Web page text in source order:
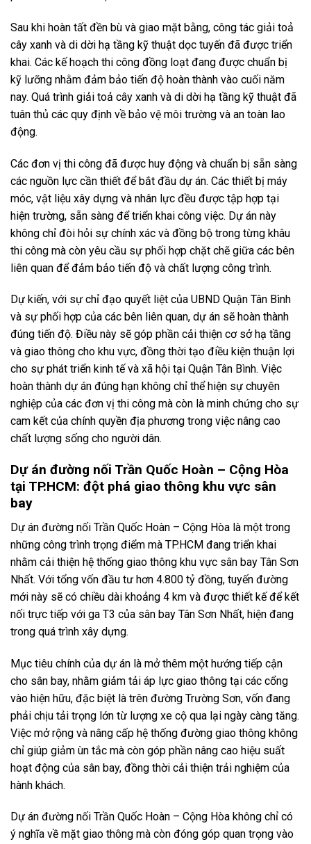
Sau khi hoàn tất đền bù và giao mặt bằng, công tác giải toả
cây xanh và di dời hạ tầng kỹ thuật dọc tuyến đã được triển
khai. Các kế hoạch thi công đồng loạt đang được chuẩn bị
kỹ lưỡng nhằm đảm bảo tiến độ hoàn thành vào cuối năm
nay. Quá trình giải toả cây xanh và di dời hạ tầng kỹ thuật đã
tuân thủ các quy định về bảo vệ môi trường và an toàn lao
động.
Các đơn vị thi công đã được huy động và chuẩn bị sẵn sàng
các nguồn lực cần thiết để bắt đầu dự án. Các thiết bị máy
móc, vật liệu xây dựng và nhân lực đều được tập hợp tại
hiện trường, sẵn sàng để triển khai công việc. Dự án này
không chỉ đòi hỏi sự chính xác và đồng bộ trong từng khâu
thi công mà còn yêu cầu sự phối hợp chặt chẽ giữa các bên
liên quan để đảm bảo tiến độ và chất lượng công trình.
Dự kiến, với sự chỉ đạo quyết liệt của UBND Quận Tân Bình
và sự phối hợp của các bên liên quan, dự án sẽ hoàn thành
đúng tiến độ. Điều này sẽ góp phần cải thiện cơ sở hạ tầng
và giao thông cho khu vực, đồng thời tạo điều kiện thuận lợi
cho sự phát triển kinh tế và xã hội tại Quận Tân Bình. Việc
hoàn thành dự án đúng hạn không chỉ thể hiện sự chuyên
nghiệp của các đơn vị thi công mà còn là minh chứng cho sự
cam kết của chính quyền địa phương trong việc nâng cao
chất lượng sống cho người dân.
Dự án đường nối Trần Quốc Hoàn – Cộng Hòa
tại TP.HCM: đột phá giao thông khu vực sân
bay
Dự án đường nối Trần Quốc Hoàn – Cộng Hòa là một trong
những công trình trọng điểm mà TP.HCM đang triển khai
nhằm cải thiện hệ thống giao thông khu vực sân bay Tân Sơn
Nhất. Với tổng vốn đầu tư hơn 4.800 tỷ đồng, tuyến đường
mới này sẽ có chiều dài khoảng 4 km và được thiết kế để kết
nối trực tiếp với ga T3 của sân bay Tân Sơn Nhất, hiện đang
trong quá trình xây dựng.
Mục tiêu chính của dự án là mở thêm một hướng tiếp cận
cho sân bay, nhằm giảm tải áp lực giao thông tại các cổng
vào hiện hữu, đặc biệt là trên đường Trường Sơn, vốn đang
phải chịu tải trọng lớn từ lượng xe cộ qua lại ngày càng tăng.
Việc mở rộng và nâng cấp hệ thống đường giao thông không
chỉ giúp giảm ùn tắc mà còn góp phần nâng cao hiệu suất
hoạt động của sân bay, đồng thời cải thiện trải nghiệm của
hành khách.
Dự án đường nối Trần Quốc Hoàn – Cộng Hòa không chỉ có
ý nghĩa về mặt giao thông mà còn đóng góp quan trọng vào